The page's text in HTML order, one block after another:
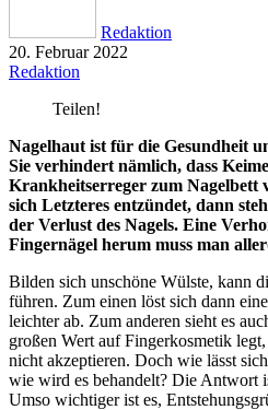
Redaktion
20. Februar 2022
Redaktion
Teilen!
Nagelhaut ist für die Gesundheit
Sie verhindert nämlich, dass
Krankheitserreger zum Nagelbett
sich Letzteres entzündet, dann
der Verlust des Nagels. Eine
Fingernägel herum muss man
Bilden sich unschöne Wülste, kann
führen. Zum einen löst sich dann
leichter ab. Zum anderen sieht es
großen Wert auf Fingerkosmetik
nicht akzeptieren. Doch wie lässt
wie wird es behandelt? Die Antwort
Umso wichtiger ist es,